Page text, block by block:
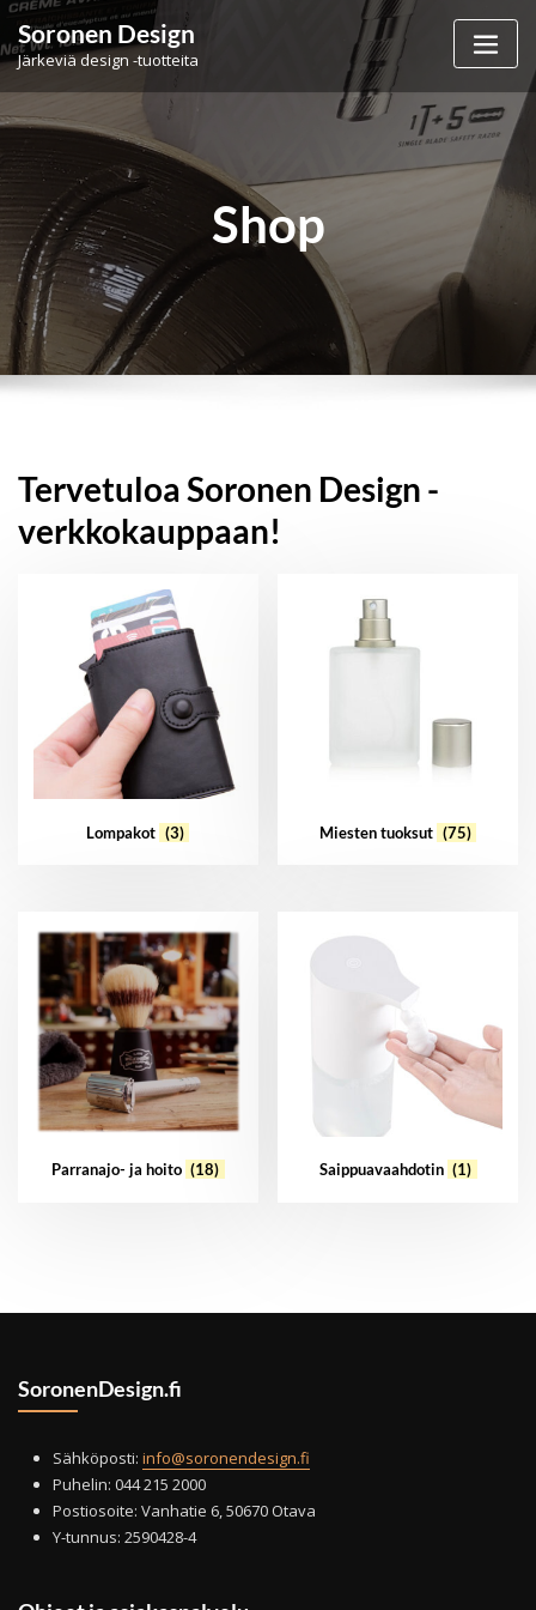
Skip
to
content
Soronen Design
Järkeviä design -tuotteita
Shop
Tervetuloa Soronen Design -
verkkokauppaan!
Lompakot (3) Miesten tuoksut (75)
Parranajo- ja hoito (18) Saippuavaahdotin (1)
SoronenDesign.fi
Sähköposti:info@soronendesign.fi
Puhelin: 044 215 2000
Postiosoite: Vanhatie 6, 50670 Otava
Y-tunnus: 2590428-4